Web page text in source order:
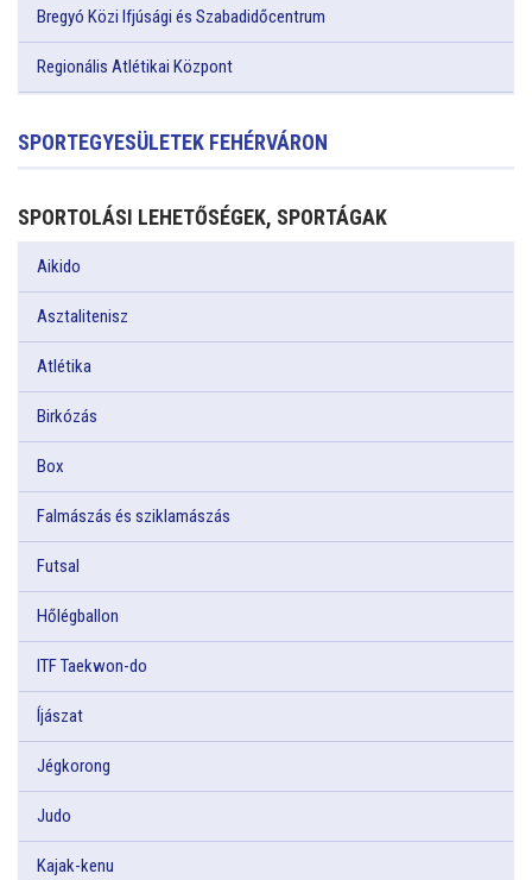
Bregyó Közi Ifjúsági és Szabadidőcentrum
Regionális Atlétikai Központ
SPORTEGYESÜLETEK FEHÉRVÁRON
SPORTOLÁSI LEHETŐSÉGEK, SPORTÁGAK
Aikido
Asztalitenisz
Atlétika
Birkózás
Box
Falmászás és sziklamászás
Futsal
Hőlégballon
ITF Taekwon-do
Íjászat
Jégkorong
Judo
Kajak-kenu